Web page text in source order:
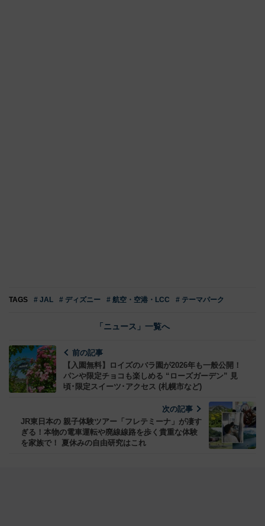
TAGS # JAL # ディズニー # 航空・空港・LCC # テーマパーク
「ニュース」一覧へ
前の記事
【入園無料】ロイズのバラ園が2026年も一般公開！
パンや限定チョコも楽しめる “ローズガーデン” 見
頃･限定スイーツ･アクセス (札幌市など)
次の記事
JR東日本の 親子体験ツアー「フレテミーナ」が凄す
ぎる！本物の電車運転や廃線線路を歩く貴重な体験
を家族で！ 夏休みの自由研究はこれ